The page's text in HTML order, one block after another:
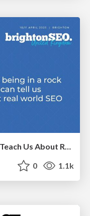
What Being in a Rock Band Can Teach Us About Real World SEO
0 1.1k